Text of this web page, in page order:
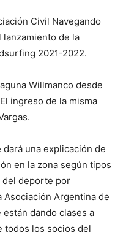
Civil Navegando
de la
2021-2022.
Willmanco desde
ingreso de la misma
una explicación de
en la zona según tipos
del deporte por
Argentina de
dando clases a
todos los socios del